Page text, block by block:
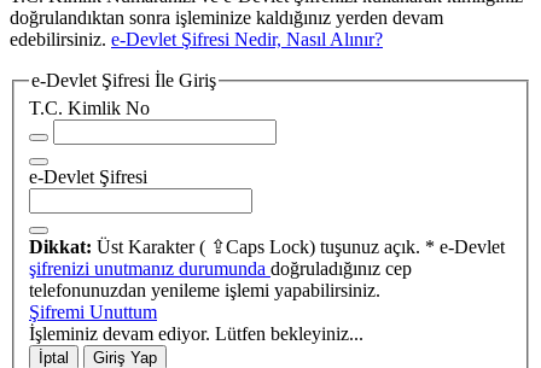
doğrulandıktan sonra işleminize kaldığınız yerden devam
edebilirsiniz. e-Devlet Şifresi Nedir, Nasıl Alınır?
e-Devlet Şifresi İle Giriş
T.C. Kimlik No
e-Devlet Şifresi
Dikkat: Üst Karakter ( ⇪Caps Lock) tuşunuz açık. * e-Devlet
şifrenizi unutmanız durumunda doğruladığınız cep
telefonunuzdan yenileme işlemi yapabilirsiniz.
Şifremi Unuttum
İşleminiz devam ediyor. Lütfen bekleyiniz...
İptal Giriş Yap